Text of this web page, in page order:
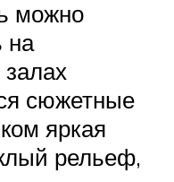
можно
на
сюжетные
яркая
рельеф,